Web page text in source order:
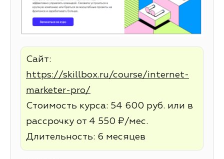
Сайт:
https://skillbox.ru/course/internet-
marketer-pro/
Стоимость курса: 54 600 руб. или в
рассрочку от 4 550 ₽/мес.
Длительность: 6 месяцев